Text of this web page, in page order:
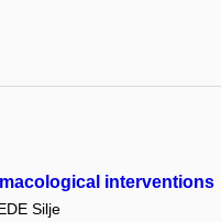
interventions
Silje